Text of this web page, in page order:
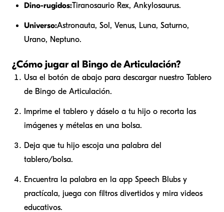
Dino-rugidos:Tiranosaurio Rex, Ankylosaurus.
Universo:Astronauta, Sol, Venus, Luna, Saturno,
Urano, Neptuno.
¿Cómo jugar al Bingo de Articulación?
Usa el botón de abajo para descargar nuestro Tablero
de Bingo de Articulación.
Imprime el tablero y dáselo a tu hijo o recorta las
imágenes y mételas en una bolsa.
Deja que tu hijo escoja una palabra del
tablero/bolsa.
Encuentra la palabra en la app Speech Blubs y
practícala, juega con filtros divertidos y mira videos
educativos.